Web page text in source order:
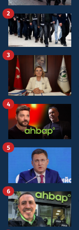
2
3
4
5
6